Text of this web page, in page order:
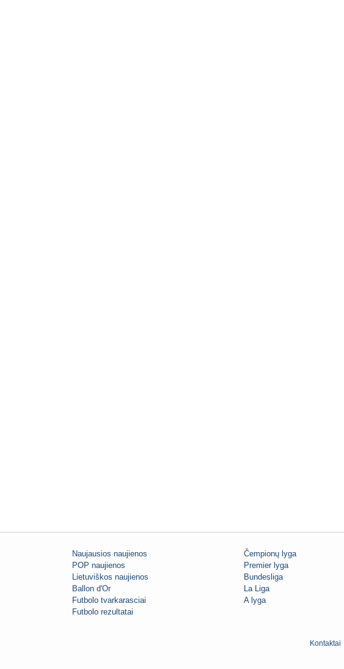
Naujausios naujienos
POP naujienos
Lietuviškos naujienos
Ballon d'Or
Futbolo tvarkarasciai
Futbolo rezultatai
Čempionų lyga
Premier lyga
Bundesliga
La Liga
A lyga
Kontaktai